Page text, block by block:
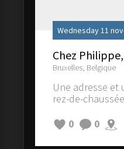
Wednesday 11
Chez
Bruxelles, Belgique
Une adresse
rez-de-
0
0